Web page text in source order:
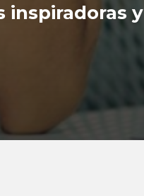
inspiradoras y